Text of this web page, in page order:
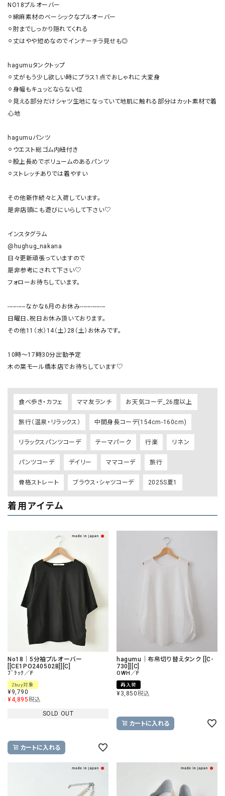
NO18プルオーバー
⚪︎綿麻素材のベーシックなプルオーバー
⚪︎肘までしっかり隠れてくれる
⚪︎丈はやや短めなのでインナーチラ見せも◎
hagumuタンクトップ
⚪︎丈がもう少し欲しい時にプラス1点でおしゃれに大変身
⚪︎身幅もキュッとならない位
⚪︎見える部分だけシャツ生地になっていて地肌に触れる部分はカット素材で着
心地
hagumuパンツ
⚪︎ウエスト総ゴム内紐付き
⚪︎股上長めでボリュームのあるパンツ
⚪︎ストレッチありでは着やすい
その他新作続々と入荷しています。
是非店頭にも遊びにいらして下さい♡
インスタグラム
@hughug_nakana
日々更新頑張っていますので
是非参考にされて下さい♡
フォローお待ちしています。
----------なかな6月のお休み--------------
日曜日、祝日お休み頂いております。
その他11（水）14（土）28（土）お休みです。
10時〜17時30分出勤予定
木の葉モール橋本店でお待ちしています♡
食べ歩き・カフェ ママ友ランチ お天気コーデ_26度以上
旅行（温泉・リラックス） 中間身長コーデ(154cm-160cm)
リラックスパンツコーデ テーマパーク 行楽 リネン
パンツコーデ デイリー ママコーデ 旅行
骨格ストレート ブラウス・シャツコーデ 2025S夏1
着用アイテム
No18｜5分袖プルオーバー
[[CE1PO240502B]][C]
ﾌﾞﾗｯｸ／F
2buy対象
¥9,790
¥4,895税込
SOLD OUT
カートに入れる
hagumu｜布帛切り替えタンク [[C-
730]][C]
OWH／F
再入荷
¥3,850税込
カートに入れる